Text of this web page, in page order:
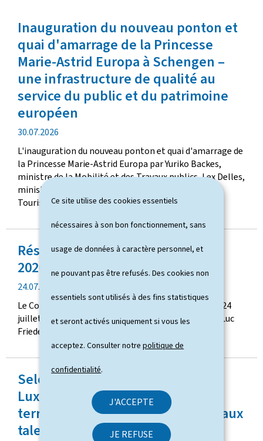
Ce site utilise des cookies essentiels
nécessaires à son bon fonctionnement, sans
usage de données à caractère personnel, et
ne pouvant pas être refusés. Des cookies non
essentiels sont utilisés à des fins statistiques
et seront activés uniquement si vous les
acceptez. Consulter notrepolitique de
confidentialité.
J'ACCEPTE
JE REFUSE
Inauguration du nouveau ponton et
quai d'amarrage de la Princesse
Marie-Astrid Europa à Schengen –
une infrastructure de qualité au
service du public et du patrimoine
européen
d
a
t
e
d
e
p
l
i
c
a
t
i
o
n
30.07.2026
L'inauguration du nouveau ponton et quai d'amarrage de
la Princesse Marie-Astrid Europa par Yuriko Backes,
ministre de la Mobilité et des Travaux publics, Lex Delles,
ministre de l'Économie, des PME, de l'Énergie et du
Tourisme, et Michel Gloden...
Résumé des travaux du 24 juillet
2026
d
a
t
e
d
u
b
l
i
c
24.07.2026
Le Conseil de gouvernement s'est réuni le vendredi 24
juillet 2026 sous la présidence du Premier ministre Luc
Frieden.
Selon le ministre Lex Delles, le
Luxembourg "ne perd pas de
terrain" dans la course mondiale aux
talents